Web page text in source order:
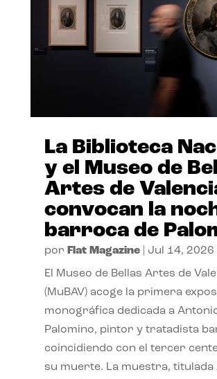
La Biblioteca
y el Museo de
Artes de
convocan la
barroca de
por Flat Magazine| Jul 14, 2026
El Museo de Bellas Artes de
(MuBAV) acoge la primera
monográfica dedicada a
Palomino, pintor y tratadista
coincidiendo con el tercer
su muerte. La muestra, titulada